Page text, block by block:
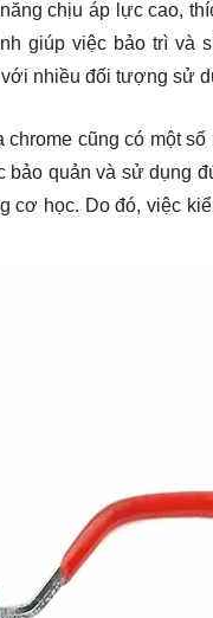
chịu áp lực cao,
giúp việc bảo trì và
nhiều đối tượng sử
chrome cũng có một
quản và sử dụng
cơ học. Do đó, việc